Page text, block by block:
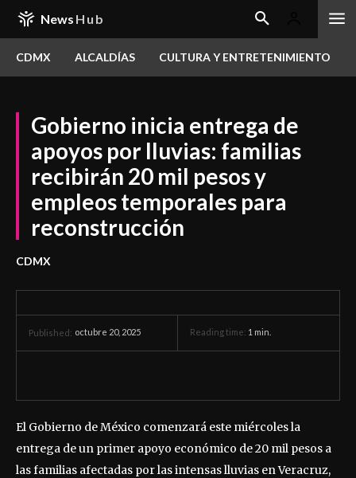
News Hub
CDMX ALCALDÍAS CULTURA Y ENTRETENIMIENTO
Gobierno inicia entrega de
apoyos por lluvias: familias
recibirán 20 mil pesos y
empleos temporales para
reconstrucción
CDMX
Published: octubre 20, 2025 Reading time: 1 min.
El Gobierno de México comenzará este miércoles la
entrega de un primer apoyo económico de 20 mil pesos a
las familias afectadas por las intensas lluvias en Veracruz,